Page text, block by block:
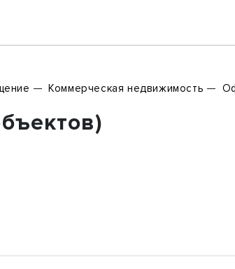
Коммерческая недвижимость